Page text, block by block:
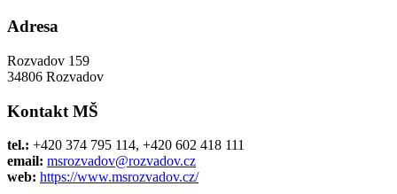
Adresa
Rozvadov 159
34806 Rozvadov
Kontakt MŠ
tel.: +420 374 795 114, +420 602 418 111
email: msrozvadov@rozvadov.cz
web: https://www.msrozvadov.cz/